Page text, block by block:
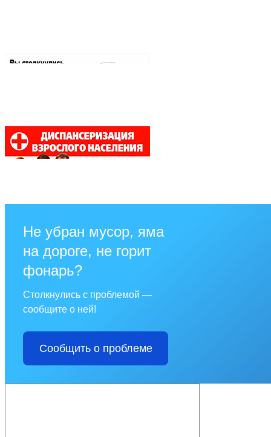
Не убран мусор, яма
на дороге, не горит
фонарь?
Столкнулись с проблемой —
сообщите о ней!
Сообщить о проблеме